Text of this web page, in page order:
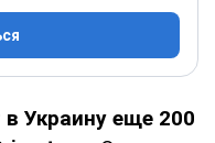
в Украину еще 200